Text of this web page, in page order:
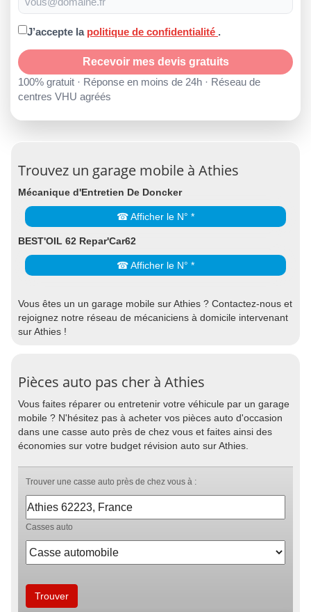
J’accepte la politique de confidentialité .
Recevoir mes devis gratuits
100% gratuit · Réponse en moins de 24h · Réseau de
centres VHU agréés
Trouvez un garage mobile à Athies
Mécanique d'Entretien De Doncker
☎ Afficher le N° *
BEST'OIL 62 Repar'Car62
☎ Afficher le N° *
Vous êtes un un garage mobile sur Athies ? Contactez-nous et
rejoignez notre réseau de mécaniciens à domicile intervenant
sur Athies !
Pièces auto pas cher à Athies
Vous faites réparer ou entretenir votre véhicule par un garage
mobile ? N'hésitez pas à acheter vos pièces auto d'occasion
dans une casse auto près de chez vous et faites ainsi des
économies sur votre budget révision auto sur Athies.